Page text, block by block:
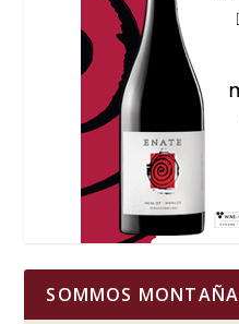
SOMMOS MONTAÑA